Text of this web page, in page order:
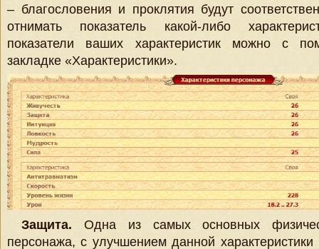
– благословения и проклятия будут
отнимать показатель какой-либо
показатели ваших характеристик можно с
закладке «Характеристики».
Защита. Одна из самых основных
персонажа, с улучшением данной характеристики